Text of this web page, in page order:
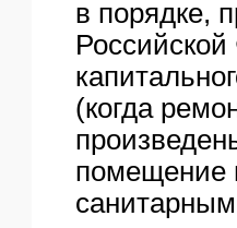
в порядке,
(когда
помещение